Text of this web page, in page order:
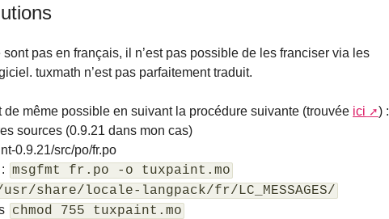
pas en français, il n’est pas possible de les franciser via les
tuxmath n’est pas parfaitement traduit.
de même possible en suivant la procédure suivante (trouvée ici
) :
sources (0.9.21 dans mon cas)
0.9.21/src/po/fr.po
msgfmt fr.po -o tuxpaint.mo
share/locale-langpack/fr/LC_MESSAGES/
chmod 755 tuxpaint.mo